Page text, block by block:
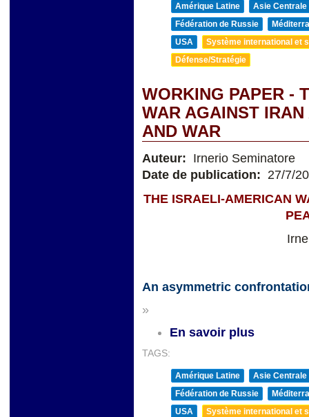
Amérique Latine
Asie Centrale
Fédération de Russie
USA
Système international et
Défense/Stratégie
WORKING PAPER -
WAR AGAINST
AND WAR
Auteur: Irnerio Seminatore
Date de publication: 27/7/
THE ISRAELI-AMERICAN
An asymmetric
»
En savoir plus
TAGS:
Amérique Latine
Asie Centrale
Fédération de Russie
USA
Système international et